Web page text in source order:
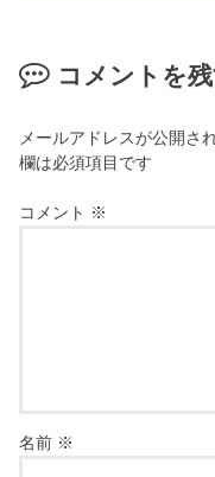
コメントを
メールアドレスが公開さ
欄は必須項目です
コメント ※
名前 ※